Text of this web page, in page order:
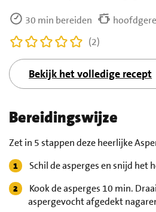
30 min bereiden
(2)
Bekijk het volledige recept
Bereidingswijze
Zet in 5 stappen deze heerlijke
Schil de asperges en snijd het
Kook de asperges 10 min.
aspergevocht afgedekt